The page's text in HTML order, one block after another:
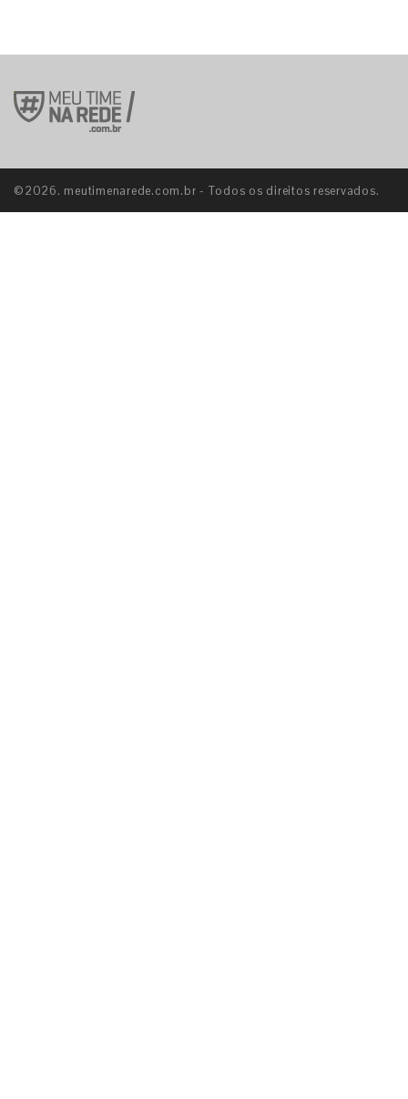
©2026. meutimenarede.com.br - Todos os direitos reservados.